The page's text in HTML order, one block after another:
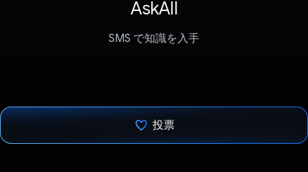
AskAll
SMS で知識を入手
投票